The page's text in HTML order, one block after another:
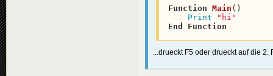
Function Main ( )
Print
"hi"
End
Function
...drueckt F5 oder drueckt auf die